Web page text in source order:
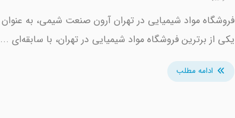
فروشگاه مواد شیمیایی در تهران آرون صنعت شیمی، به عنوان
یکی از برترین فروشگاه‌ مواد شیمیایی در تهران، با سابقه‌ای ...
ادامه مطلب